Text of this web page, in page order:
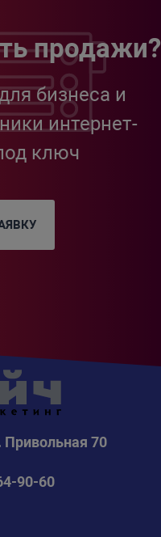
продажи?
бизнеса и
интернет-
ключ
Привольная 70
90-60